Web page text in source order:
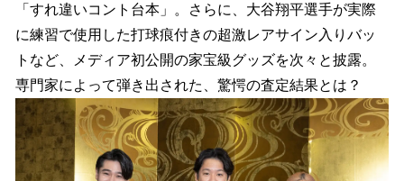
「すれ違いコント台本」。さらに、大谷翔平選手が実際
に練習で使用した打球痕付きの超激レアサイン入りバッ
トなど、メディア初公開の家宝級グッズを次々と披露。
専門家によって弾き出された、驚愕の査定結果とは？